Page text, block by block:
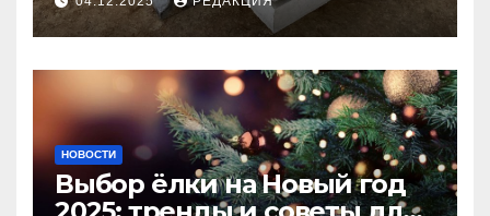
покрытия
НОВОСТИ
Выбор ёлки на Новый год